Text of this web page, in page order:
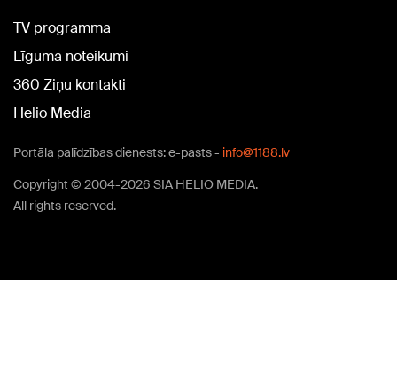
TV programma
Līguma noteikumi
360 Ziņu kontakti
Helio Media
Portāla palīdzības dienests: e-pasts - info@1188.lv
Copyright © 2004-2026 SIA HELIO MEDIA.
All rights reserved.